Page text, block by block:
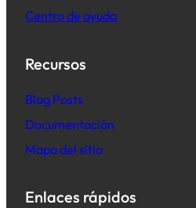
Centro de ayuda
Recursos
Blog Posts
Documentación
Mapa del sitio
Enlaces rápidos